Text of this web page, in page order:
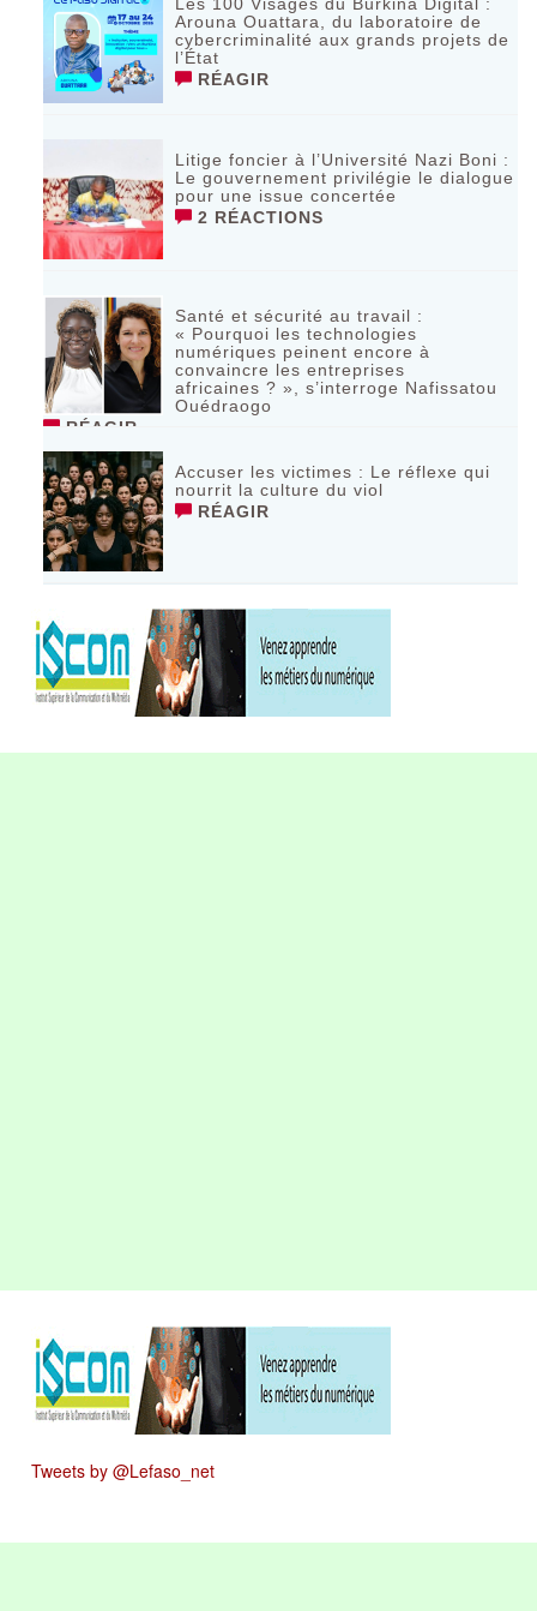
Arouna Ouattara, du laboratoire de
cybercriminalité aux grands projets de
l’État
RÉAGIR
Litige foncier à l’Université Nazi Boni :
Le gouvernement privilégie le dialogue
pour une issue concertée
2 RÉACTIONS
Santé et sécurité au travail :
« Pourquoi les technologies
numériques peinent encore à
convaincre les entreprises
africaines ? », s’interroge Nafissatou
Ouédraogo
RÉAGIR
Accuser les victimes : Le réflexe qui
nourrit la culture du viol
RÉAGIR
Tweets by @Lefaso_net